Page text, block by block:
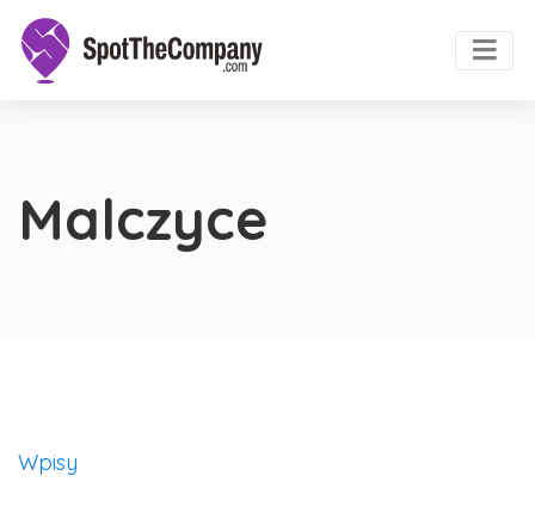
Malczyce
Wpisy